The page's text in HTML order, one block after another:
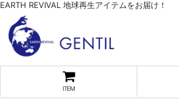
EARTH REVIVAL 地球再生アイテムをお届け！
ITEM